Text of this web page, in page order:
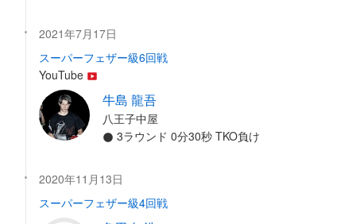
2021年7月17日
スーパーフェザー級6回戦
YouTube
牛島 龍吾
八王子中屋
3ラウンド 0分30秒 TKO負け
2020年11月13日
スーパーフェザー級4回戦